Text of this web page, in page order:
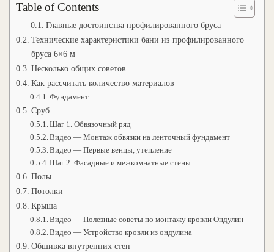
Table of Contents
Главные достоинства профилированного бруса
Технические характеристики бани из профилированного
бруса 6×6 м
Несколько общих советов
Как рассчитать количество материалов
Фундамент
Сруб
Шаг 1. Обвязочный ряд
Видео — Монтаж обвязки на ленточный фундамент
Видео — Первые венцы, утепление
Шаг 2. Фасадные и межкомнатные стены
Полы
Потолки
Крыша
Видео — Полезные советы по монтажу кровли Ондулин
Видео — Устройство кровли из ондулина
Обшивка внутренних стен